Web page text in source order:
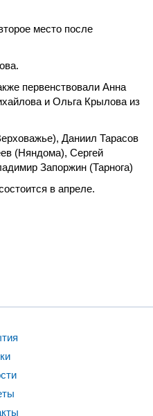
место после
первенствовали Анна
и Ольга Крылова из
Даниил Тарасов
(Няндома), Сергей
Запоржин (Тарнога)
в апреле.